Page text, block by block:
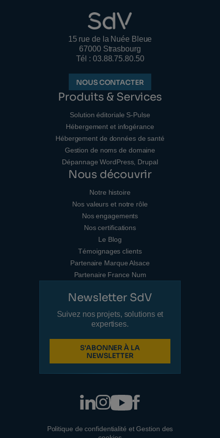
15 rue de la Nuée Bleue
67000 Strasbourg
Tél : 03.88.75.80.50
NOUS CONTACTER
Produits & Services
Solution éditoriale S-Pulse
Hébergement et infogérance
Hébergement de données de santé
Gestion de noms de domaine
Dépannage WordPress, Drupal
Nous découvrir
Notre histoire
Nos valeurs et notre rôle
Nos engagements
Nos certifications
Le Blog
Témoignages clients
Partenaire Marque Alsace
Partenaire France Num
Newsletter SdV
Suivez nos projets, solutions et
expertises.
S'ABONNER À LA
NEWSLETTER
Politique de confidentialité et Gestion des